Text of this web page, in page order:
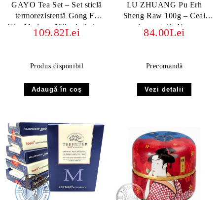
GAYO Tea Set – Set sticlă
termorezistentă Gong Fu
Cha Modern, 150 ml, 2 piese
109.82Lei
Produs disponibil
LU ZHUANG Pu Erh
Sheng Raw 100g – Ceai
crud presat din Yunnan
84.00Lei
Precomandă
Vezi detalii